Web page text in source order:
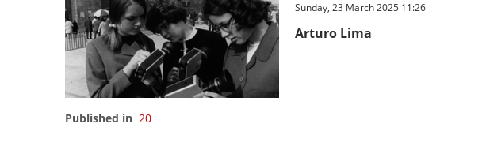
Sunday, 23 March 2025 11:26
Arturo Lima
Published in 20